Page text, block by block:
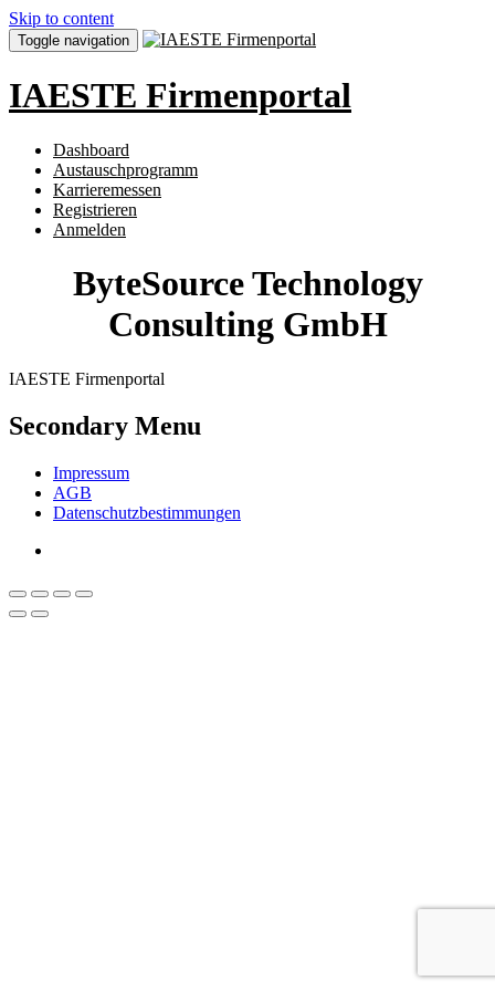
Skip to content
Toggle navigation
IAESTE Firmenportal
Dashboard
Austauschprogramm
Karrieremessen
Registrieren
Anmelden
ByteSource Technology
Consulting GmbH
IAESTE Firmenportal
Secondary Menu
Impressum
AGB
Datenschutzbestimmungen